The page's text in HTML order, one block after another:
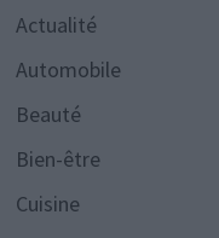
Actualité
Automobile
Beauté
Bien-être
Cuisine